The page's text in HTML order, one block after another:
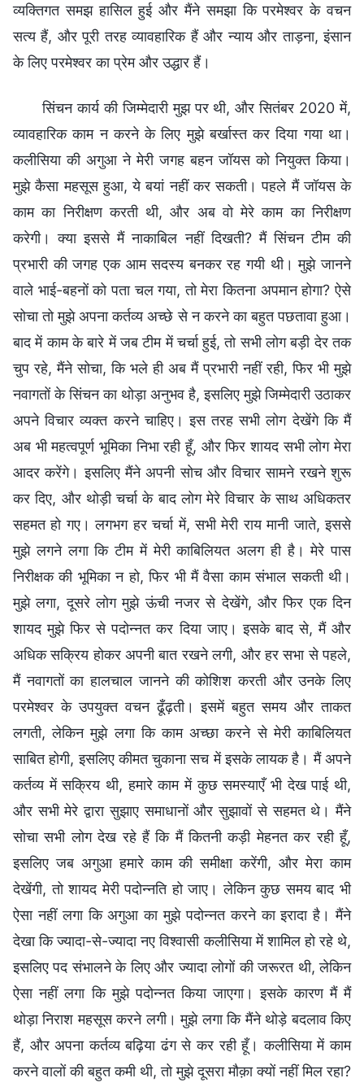
व्यक्तिगत समझ हासिल हुई और मैंने समझा कि परमेश्वर के वचन
सत्य हैं, और पूरी तरह व्यावहारिक हैं और न्याय और ताड़ना, इंसान
के लिए परमेश्वर का प्रेम और उद्धार हैं।
सिंचन कार्य की जिम्मेदारी मुझ पर थी, और सितंबर 2020 में,
व्यावहारिक काम न करने के लिए मुझे बर्खास्त कर दिया गया था।
कलीसिया की अगुआ ने मेरी जगह बहन जॉयस को नियुक्त किया।
मुझे कैसा महसूस हुआ, ये बयां नहीं कर सकती। पहले मैं जॉयस के
काम का निरीक्षण करती थी, और अब वो मेरे काम का निरीक्षण
करेगी। क्या इससे मैं नाकाबिल नहीं दिखती? मैं सिंचन टीम की
प्रभारी की जगह एक आम सदस्य बनकर रह गयी थी। मुझे जानने
वाले भाई-बहनों को पता चल गया, तो मेरा कितना अपमान होगा? ऐसे
सोचा तो मुझे अपना कर्तव्य अच्छे से न करने का बहुत पछतावा हुआ।
बाद में काम के बारे में जब टीम में चर्चा हुई, तो सभी लोग बड़ी देर तक
चुप रहे, मैंने सोचा, कि भले ही अब मैं प्रभारी नहीं रही, फिर भी मुझे
नवागतों के सिंचन का थोड़ा अनुभव है, इसलिए मुझे जिम्मेदारी उठाकर
अपने विचार व्यक्त करने चाहिए। इस तरह सभी लोग देखेंगे कि मैं
अब भी महत्वपूर्ण भूमिका निभा रही हूँ, और फिर शायद सभी लोग मेरा
आदर करेंगे। इसलिए मैंने अपनी सोच और विचार सामने रखने शुरू
कर दिए, और थोड़ी चर्चा के बाद लोग मेरे विचार के साथ अधिकतर
सहमत हो गए। लगभग हर चर्चा में, सभी मेरी राय मानी जाते, इससे
मुझे लगने लगा कि टीम में मेरी काबिलियत अलग ही है। मेरे पास
निरीक्षक की भूमिका न हो, फिर भी मैं वैसा काम संभाल सकती थी।
मुझे लगा, दूसरे लोग मुझे ऊंची नजर से देखेंगे, और फिर एक दिन
शायद मुझे फिर से पदोन्नत कर दिया जाए। इसके बाद से, मैं और
अधिक सक्रिय होकर अपनी बात रखने लगी, और हर सभा से पहले,
मैं नवागतों का हालचाल जानने की कोशिश करती और उनके लिए
परमेश्वर के उपयुक्त वचन ढूँढ़ती। इसमें बहुत समय और ताकत
लगती, लेकिन मुझे लगा कि काम अच्छा करने से मेरी काबिलियत
साबित होगी, इसलिए कीमत चुकाना सच में इसके लायक है। मैं अपने
कर्तव्य में सक्रिय थी, हमारे काम में कुछ समस्याएँ भी देख पाई थी,
और सभी मेरे द्वारा सुझाए समाधानों और सुझावों से सहमत थे। मैंने
सोचा सभी लोग देख रहे हैं कि मैं कितनी कड़ी मेहनत कर रही हूँ,
इसलिए जब अगुआ हमारे काम की समीक्षा करेंगी, और मेरा काम
देखेंगी, तो शायद मेरी पदोन्नति हो जाए। लेकिन कुछ समय बाद भी
ऐसा नहीं लगा कि अगुआ का मुझे पदोन्नत करने का इरादा है। मैंने
देखा कि ज्यादा-से-ज्यादा नए विश्वासी कलीसिया में शामिल हो रहे थे,
इसलिए पद संभालने के लिए और ज्यादा लोगों की जरूरत थी, लेकिन
ऐसा नहीं लगा कि मुझे पदोन्नत किया जाएगा। इसके कारण मैं मैं
थोड़ा निराश महसूस करने लगी। मुझे लगा कि मैंने थोड़े बदलाव किए
हैं, और अपना कर्तव्य बढ़िया ढंग से कर रही हूँ। कलीसिया में काम
करने वालों की बहुत कमी थी, तो मुझे दूसरा मौक़ा क्यों नहीं मिल रहा?